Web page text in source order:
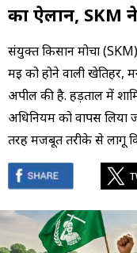
का ऐलान, SKM
संयुक्त किसान मोर्चा
मई को होने वाली खेतिहर,
अपील की है. हड़ताल में
अधिनियम को वापस
तरह मजबूत तरीके से लागू